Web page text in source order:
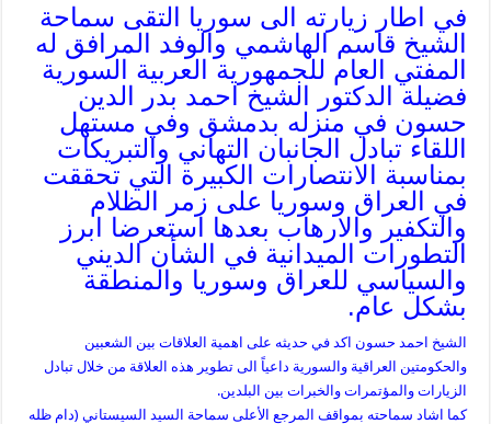
في اطار زيارته الى سوريا التقى سماحة
الشيخ قاسم الهاشمي والوفد المرافق له
المفتي العام للجمهورية العربية السورية
فضيلة الدكتور الشيخ احمد بدر الدين
حسون في منزله بدمشق وفي مستهل
اللقاء تبادل الجانبان التهاني والتبريكات
بمناسبة الانتصارات الكبيرة التي تحققت
في العراق وسوريا على زمر الظلام
والتكفير والارهاب بعدها استعرضا ابرز
التطورات الميدانية في الشأن الديني
والسياسي للعراق وسوريا والمنطقة
بشكل عام.
الشيخ احمد حسون اكد في حديثه على اهمية العلاقات بين الشعبين
والحكومتين العراقية والسورية داعياً الى تطوير هذه العلاقة من خلال تبادل
الزيارات والمؤتمرات والخبرات بين البلدين.
كما اشاد سماحته بمواقف المرجع الأعلى سماحة السيد السيستاني (دام ظله